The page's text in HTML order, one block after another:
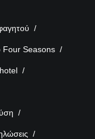
Four Seasons